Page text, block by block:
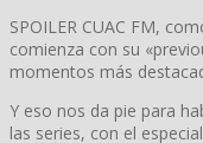
SPOILER CUAC FM,
comienza con su
momentos más
Y eso nos da pie para
las series, con el